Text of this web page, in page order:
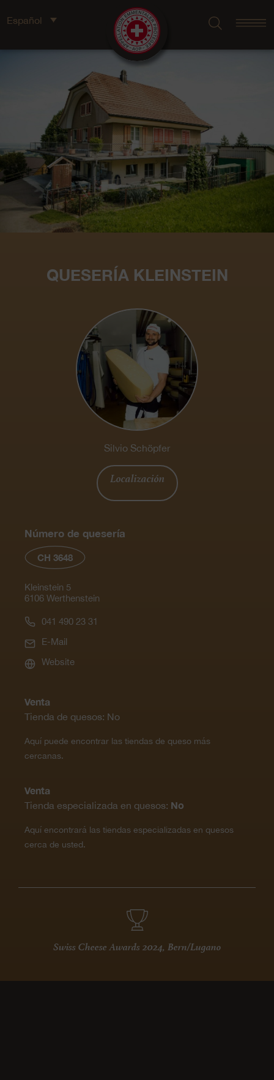
Español
QUESERÍA KLEINSTEIN
Silvio Schöpfer
Localización
Número de quesería
CH 3648
Kleinstein 5
6106 Werthenstein
041 490 23 31
E-Mail
Website
Venta
Tienda de quesos: No
Aquí puede encontrar las tiendas de queso más
cercanas.
Venta
Tienda especializada en quesos: No
Aquí encontrará las tiendas especializadas en quesos
cerca de usted.
Swiss Cheese Awards 2024, Bern/Lugano